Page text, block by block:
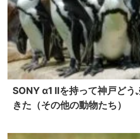
SONY α1 IIを持って神戸どう
きた（その他の動物たち）